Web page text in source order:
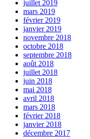
juillet 2019
mars 2019
février 2019
janvier 2019
novembre 2018
octobre 2018
septembre 2018
août 2018
juillet 2018
juin 2018
mai 2018
avril 2018
mars 2018
février 2018
janvier 2018
décembre 2017